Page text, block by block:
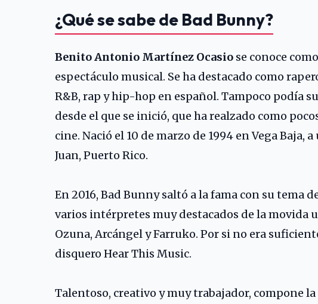
¿Qué se sabe de Bad Bunny?
Benito Antonio Martínez Ocasio se conoce como
espectáculo musical. Se ha destacado como
R&B, rap y hip-hop en español. Tampoco podía
desde el que se inició, que ha realzado como
cine. Nació el 10 de marzo de 1994 en Vega Baja,
Juan, Puerto Rico.
En 2016, Bad Bunny saltó a la fama con su tema
varios intérpretes muy destacados de la movida
Ozuna,ArcángelyFarruko. Por si no era
disquero Hear This Music.
Talentoso, creativo y muy trabajador, compone la